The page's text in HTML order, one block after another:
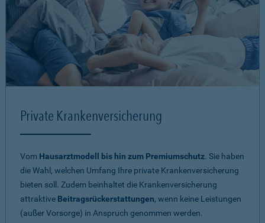
Private Krankenversicherung
Vom Hausarztmodell bis hin zum Premiumschutz. Sie haben
die Wahl, welchen Umfang Ihre private Krankenversicherung
bieten soll. Zudem beinhaltet die Krankenversicherung
attraktive Beitragsrückerstattungen, wenn keine Leistungen
(außer Vorsorge) in Anspruch genommen werden.